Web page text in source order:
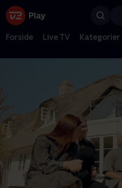
Forside Live TV Kategorier